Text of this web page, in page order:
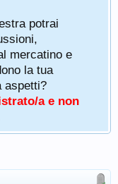
potrai
mercatino e
la tua
aspetti?
a e non